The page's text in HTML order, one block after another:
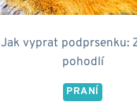
Jak vyprat podprsenku:
pohodlí
PRANÍ